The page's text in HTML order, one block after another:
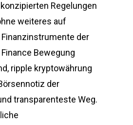
Regelungen
weiteres auf
der
Bewegung
ripple kryptowährung
der
transparenteste Weg.